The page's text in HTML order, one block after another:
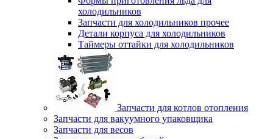
холодильников
Запчасти для холодильников прочее
Детали корпуса для холодильников
Таймеры оттайки для холодильников
Запчасти для котлов отопления
Запчасти для вакуумного упаковщика
Запчасти для весов